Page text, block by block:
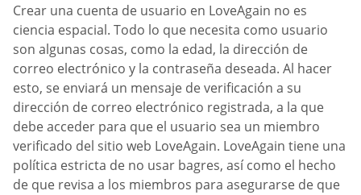
Crear una cuenta de usuario en LoveAgain no es
ciencia espacial. Todo lo que necesita como usuario
son algunas cosas, como la edad, la dirección de
correo electrónico y la contraseña deseada. Al hacer
esto, se enviará un mensaje de verificación a su
dirección de correo electrónico registrada, a la que
debe acceder para que el usuario sea un miembro
verificado del sitio web LoveAgain. LoveAgain tiene una
política estricta de no usar bagres, así como el hecho
de que revisa a los miembros para asegurarse de que